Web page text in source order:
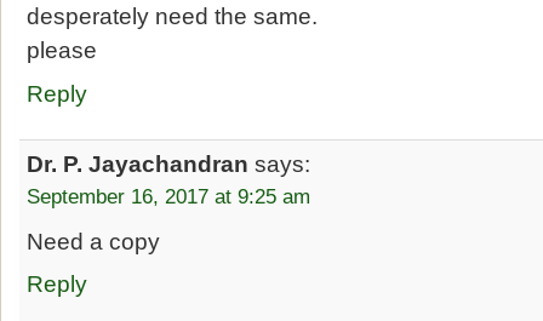
desperately need the same.
please
Reply
Dr. P. Jayachandran says:
September 16, 2017 at 9:25 am
Need a copy
Reply